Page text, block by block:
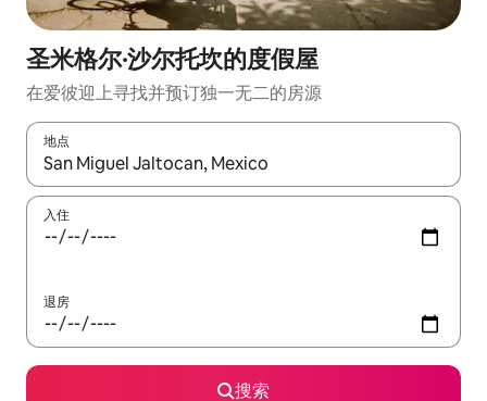
圣米格尔·沙尔托坎的度假屋
在爱彼迎上寻找并预订独一无二的房源
地点
如有搜索结果，请使用上下方向键查看，或通过点击或滑动手势
入住
退房
搜索